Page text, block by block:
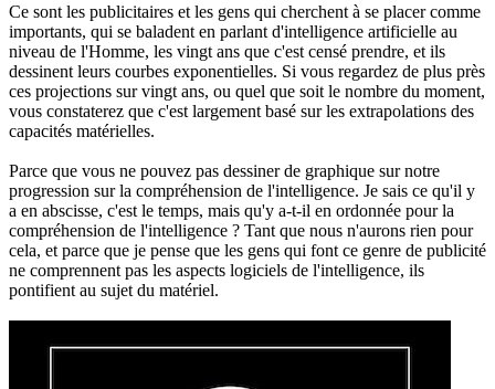
Ce sont les publicitaires et les gens qui cherchent à se placer comme
importants, qui se baladent en parlant d'intelligence artificielle au
niveau de l'Homme, les vingt ans que c'est censé prendre, et ils
dessinent leurs courbes exponentielles. Si vous regardez de plus près
ces projections sur vingt ans, ou quel que soit le nombre du moment,
vous constaterez que c'est largement basé sur les extrapolations des
capacités matérielles.
Parce que vous ne pouvez pas dessiner de graphique sur notre
progression sur la compréhension de l'intelligence. Je sais ce qu'il y
a en abscisse, c'est le temps, mais qu'y a-t-il en ordonnée pour la
compréhension de l'intelligence ? Tant que nous n'aurons rien pour
cela, et parce que je pense que les gens qui font ce genre de publicité
ne comprennent pas les aspects logiciels de l'intelligence, ils
pontifient au sujet du matériel.